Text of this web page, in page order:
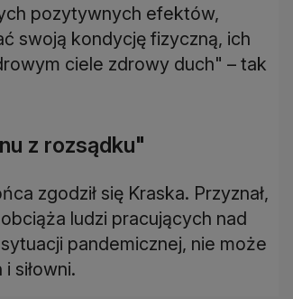
pozytywnych efektów,
swoją kondycję fizyczną, ich
ciele zdrowy duch" – tak
z rozsądku"
zgodził się Kraska. Przyznał,
ludzi pracujących nad
pandemicznej, nie może
siłowni.